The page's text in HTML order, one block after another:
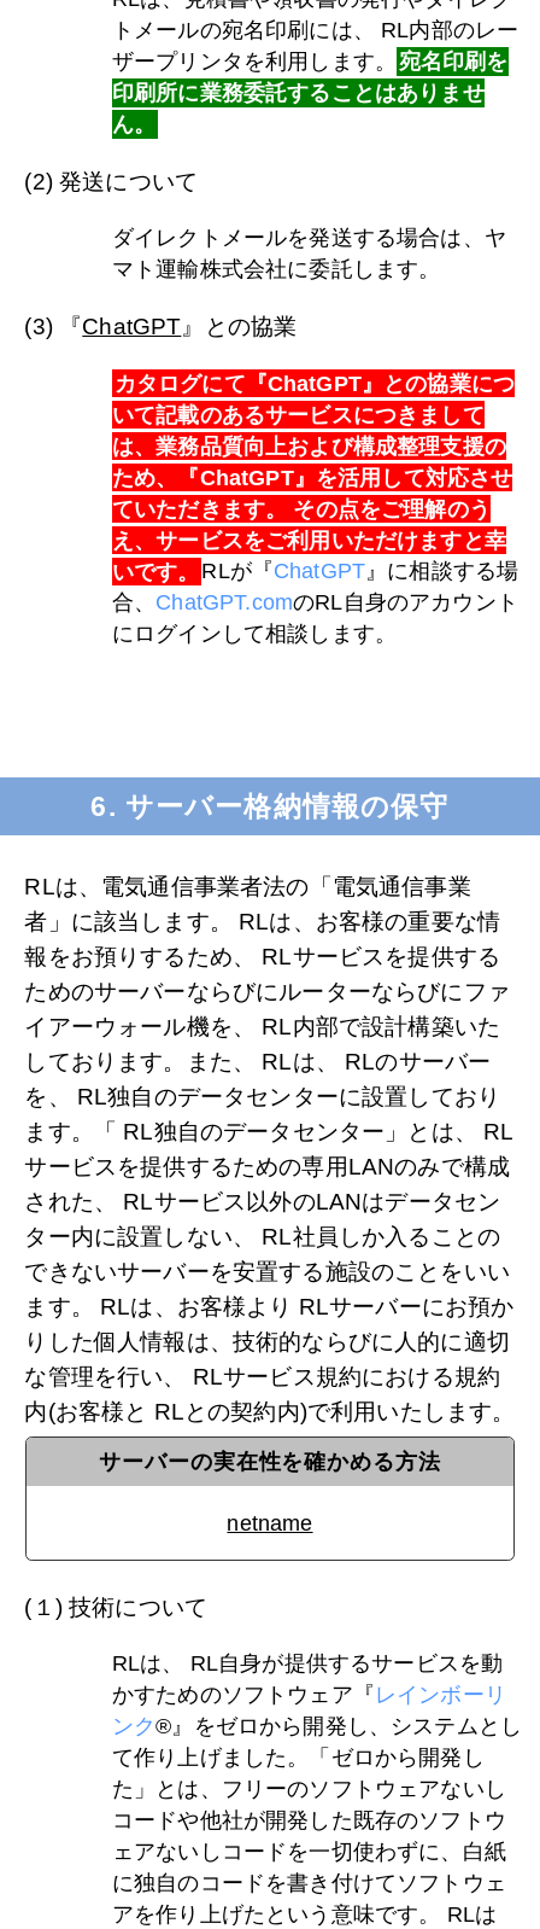
トメールの宛名印刷には、 RL内部のレー
ザープリンタを利用します。 宛名印刷を
印刷所に業務委託することはありませ
ん。
(2) 発送について
ダイレクトメールを発送する場合は、ヤ
マト運輸株式会社に委託します。
(3) 『ChatGPT 』との協業
カタログにて『ChatGPT』との協業につ
いて記載のあるサービスにつきまして
は、業務品質向上および構成整理支援の
ため、『ChatGPT』を活用して対応させ
ていただきます。 その点をご理解のう
え、サービスをご利用いただけますと幸
いです。
RLが『ChatGPT』に相談する場
合、 ChatGPT.comのRL自身のアカウント
にログインして相談します。
6. サーバー格納情報の保守
RLは、電気通信事業者法の「電気通信事業
者」に該当します。 RLは、お客様の重要な情
報をお預りするため、 RLサービスを提供する
ためのサーバーならびにルーターならびにファ
イアーウォール機を、 RL内部で設計構築いた
しております。また、 RLは、 RLのサーバー
を、 RL独自のデータセンターに設置しており
ます。「 RL独自のデータセンター」とは、 RL
サービスを提供するための専用LANのみで構成
された、 RLサービス以外のLANはデータセン
ター内に設置しない、 RL社員しか入ることの
できないサーバーを安置する施設のことをいい
ます。 RLは、お客様より RLサーバーにお預か
りした個人情報は、技術的ならびに人的に適切
な管理を行い、 RLサービス規約における規約
内(お客様と RLとの契約内)で利用いたします。
サーバーの実在性を確かめる方法
netname
(１) 技術について
RLは、 RL自身が提供するサービスを動
かすためのソフトウェア『 レインボーリ
ンク®』をゼロから開発し、システムとし
て作り上げました。「ゼロから開発し
た」とは、フリーのソフトウェアないし
コードや他社が開発した既存のソフトウ
ェアないしコードを一切使わずに、白紙
に独自のコードを書き付けてソフトウェ
アを作り上げたという意味です。 RLは